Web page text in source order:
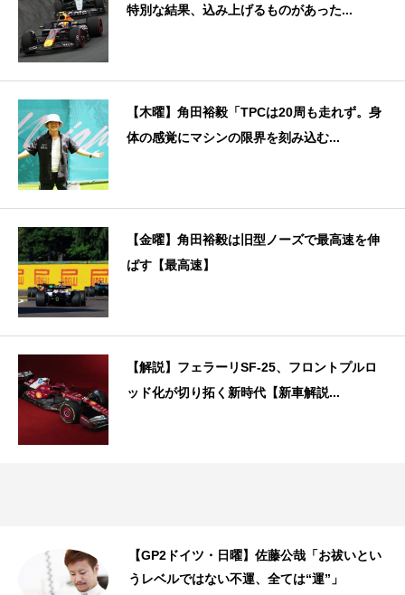
特別な結果、込み上げるものがあった...
【木曜】角田裕毅「TPCは20周も走れず。身
体の感覚にマシンの限界を刻み込む...
【金曜】角田裕毅は旧型ノーズで最高速を伸
ばす【最高速】
【解説】フェラーリSF-25、フロントプルロ
ッド化が切り拓く新時代【新車解説...
【GP2ドイツ・日曜】佐藤公哉「お祓いとい
うレベルではない不運、全ては“運”」